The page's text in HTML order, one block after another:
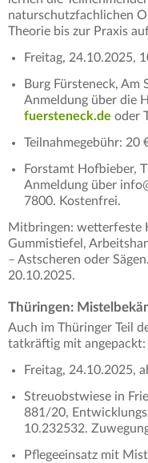
naturschutzfachlichen
Theorie bis zur Praxis
Freitag, 24.10.2025,
Burg Fürsteneck, Am
Anmeldung über die
fuersteneck.de oder
Teilnahmegebühr: 20
Forstamt Hofbieber,
Anmeldung über
7800. Kostenfrei.
Mitbringen: wetterfeste
Gummistiefel,
– Astscheren oder
20.10.2025.
Thüringen:
Auch im Thüringer Teil
tatkräftig mit angepackt:
Freitag, 24.10.2025,
Streuobstwiese in
881/20,
10.232532.
Pflegeeinsatz mit